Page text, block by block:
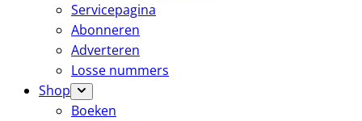
Servicepagina
Abonneren
Adverteren
Losse nummers
Shop
Boeken